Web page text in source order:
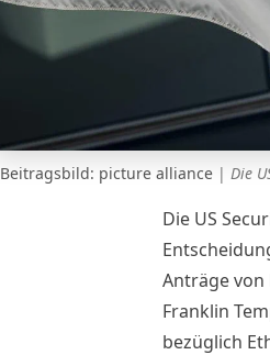
Beitragsbild: picture alliance | Die
Die US
Anträge von
Franklin
bezüglich